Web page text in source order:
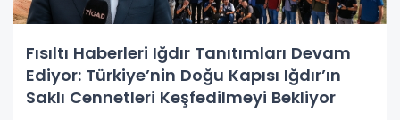
Fısıltı Haberleri Iğdır Tanıtımları Devam
Ediyor: Türkiye’nin Doğu Kapısı Iğdır’ın
Saklı Cennetleri Keşfedilmeyi Bekliyor